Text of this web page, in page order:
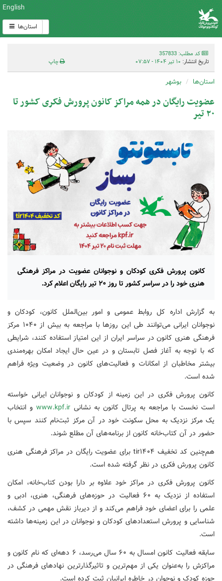
English
استان‌ها
کد مطلب: 357833
تاریخ انتشار: ۱۰ تیر ۱۴۰۴ - ۰۷:۵۷ چاپ
استان‌ها بوشهر
عضویت رایگان در همه مراکز کانون پرورش فکری کشور تا
۲۰ تیر
کانون پرورش فکری کودکان و نوجوانان عضویت در مراکز فرهنگی
هنری خود را در سراسر کشور تا روز ۲۰ تیر رایگان اعلام کرد.
به گزارش اداره کل روابط عمومی و امور بین‌الملل کانون، کودکان و
نوجوانان ایرانی می‌توانند طی این روزها با مراجعه به بیش از ۱۰۴۰ مرکز
فرهنگی هنری کانون در سراسر ایران از این امتیاز استفاده کنند، شرایطی
که با توجه به آغاز فصل تابستان و در عین حال ایجاد امکان بهره‌مندی
بیشتر مخاطبان از امکانات و فعالیت‌های کانون در وضعیت ویژه فراهم
شده است.
کانون پرورش فکری در این زمینه از کودکان و نوجوانان ایرانی خواسته
است نخست با مراجعه به پرتال کانون به نشانی www.kpf.ir و انتخاب
یک مرکز نزدیک به محل سکونت خود در آن مرکز ثبت‌نام کنند سپس با
حضور در آن کتاب‌خانه کانون از برنامه‌های آن مطلع شوند.
هم‌چنین کد تخفیف tir۱۴۰۴ برای عضویت رایگان در مراکز فرهنگی هنری
کانون پرورش فکری در نظر گرفته شده است.
کانون پرورش فکری در مراکز خود علاوه بر دارا بودن کتاب‌خانه، امکان
استفاده از نزدیک به ۶۰ فعالیت در حوزه‌های فرهنگی، هنری، ادبی و
علمی را برای اعضای خود فراهم می‌کند و از دیرباز نقش مهمی در کشف،
شناسایی و پرورش استعدادهای کودکان و نوجوانان در این زمینه‌ها داشته
است.
سابقه فعالیت کانون امسال به ۶۰ سال می‌رسد، ۶ دهه‌ای که نام کانون و
مراکزش را به‌عنوان یکی از مهم‌ترین و تاثیرگذارترین نهادهای فرهنگی در
حوزه کودک و نوجوان در خاطره ایرانیان ثبت کرده است.